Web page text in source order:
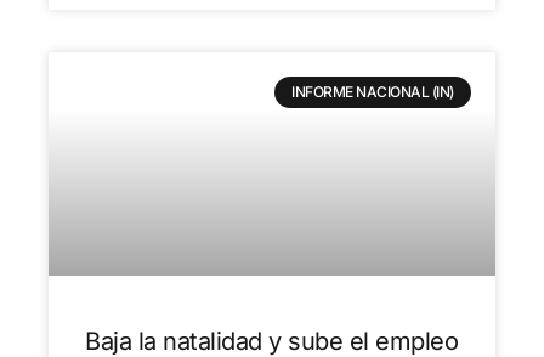
INFORME NACIONAL (IN)
Baja la natalidad y sube el empleo